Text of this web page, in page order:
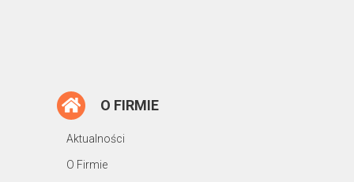
O FIRMIE
Aktualności
O Firmie